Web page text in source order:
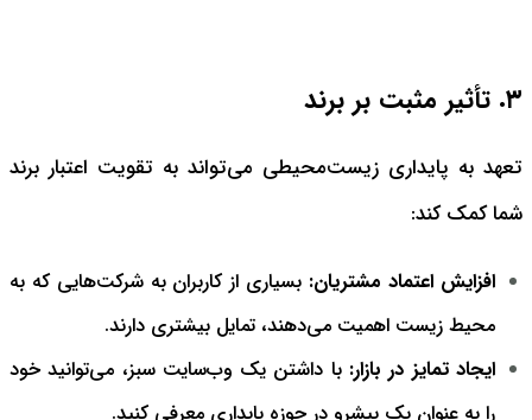
۳. تأثیر مثبت بر برند
تعهد به پایداری زیست‌محیطی می‌تواند به تقویت اعتبار برند
شما کمک کند:
افزایش اعتماد مشتریان: بسیاری از کاربران به شرکت‌هایی که به
محیط زیست اهمیت می‌دهند، تمایل بیشتری دارند.
ایجاد تمایز در بازار: با داشتن یک وب‌سایت سبز، می‌توانید خود